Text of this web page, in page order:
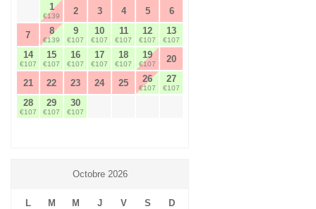
1
€139 2 3 4 5 6
7 8
€139
9
€107
10
€107
11
€107
12
€107
13
€107
14
€107
15
€107
16
€107
17
€107
18
€107
19
€107 20
21 22 23 24 25 26
€107
27
€107
28
€107
29
€107
30
€107
Octobre 2026
L M M J V S D